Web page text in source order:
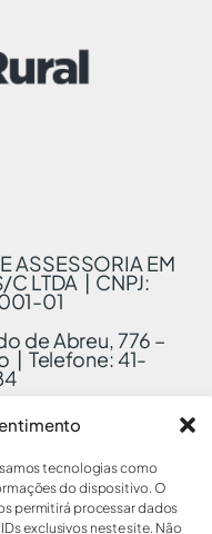
tecnologias como
do dispositivo. O
permitirá processar dados
exclusivos neste site. Não
ASSESSORIA EM
LTDA | CNPJ:
01
de Abreu, 776 –
| Telefone: 41-